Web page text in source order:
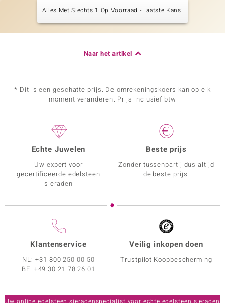
Alles Met Slechts 1 Op Voorraad - Laatste Kans!
Naar het artikel
* Dit is een geschatte prijs. De omrekeningskoers kan op elk
moment veranderen. Prijs inclusief btw
Echte Juwelen
Uw expert voor
gecertificeerde edelsteen
sieraden
Beste prijs
Zonder tussenpartij dus altijd
de beste prijs!
Klantenservice
NL:+31 800 250 00 50
BE: +49 30 21 78 26 01
Veilig inkopen doen
Trustpilot Koopbescherming